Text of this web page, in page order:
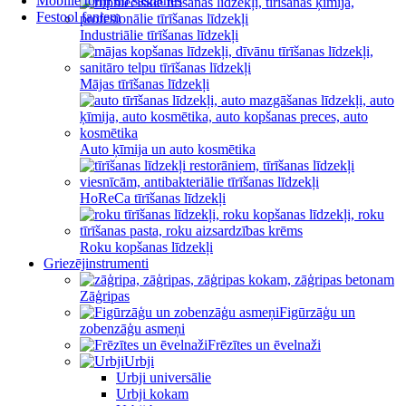
Festool faniem
Industriālie tīrīšanas līdzekļi
Mājas tīrīšanas līdzekļi
Auto ķīmija un auto kosmētika
HoReCa tīrīšanas līdzekļi
Roku kopšanas līdzekļi
Griezējinstrumenti
Zāģripas
Figūrzāģu un
zobenzāģu asmeņi
Frēzītes un ēvelnaži
Urbji
Urbji universālie
Urbji kokam